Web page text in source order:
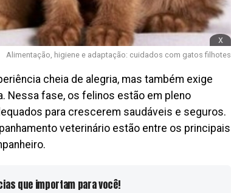
x
Alimentação, higiene e adaptação: cuidados com gatos filhotes
cheia de alegria, mas também exige
Nessa fase, os felinos estão em pleno
para crescerem saudáveis e seguros.
veterinário estão entre os principais
que importam para você!